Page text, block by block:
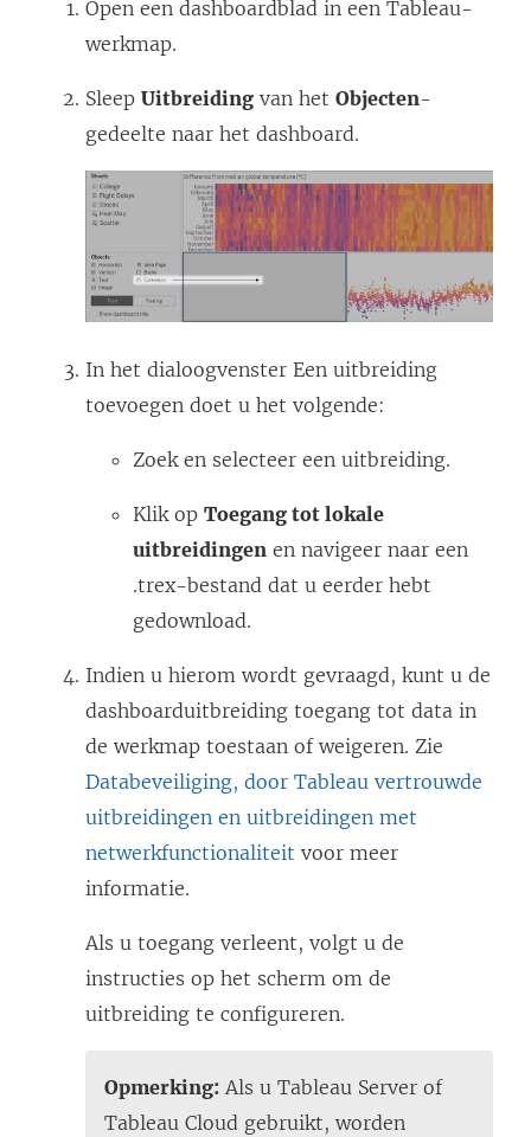
e
u
w
v
e
n
e
r
g
o
p
e
n
)
n
e
e
n
n
i
w
v
e
s
t
e
r
g
e
o
p
e
n
n
e
n
n
e
w
e
t
e
g
e
o
p
e
n
i
n
e
e
n
n
u
w
v
n
s
t
e
r
g
e
o
p
e
)
Open een dashboardblad in een Tableau-
werkmap.
Sleep Uitbreiding van het Objecten-
gedeelte naar het dashboard.
In het dialoogvenster Een uitbreiding
toevoegen doet u het volgende:
Zoek en selecteer een uitbreiding.
Klik op Toegang tot lokale
uitbreidingen en navigeer naar een
.trex-bestand dat u eerder hebt
gedownload.
Indien u hierom wordt gevraagd, kunt u de
dashboarduitbreiding toegang tot data in
de werkmap toestaan of weigeren. Zie
Databeveiliging, door Tableau vertrouwde
uitbreidingen en uitbreidingen met
netwerkfunctionaliteit voor meer
informatie.
Als u toegang verleent, volgt u de
instructies op het scherm om de
uitbreiding te configureren.
Opmerking: Als u Tableau Server of
Tableau Cloud gebruikt, worden